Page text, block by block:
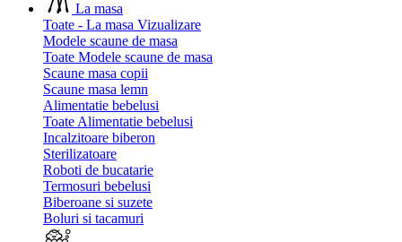
La masa
Toate - La masa Vizualizare
Modele scaune de masa
Toate Modele scaune de masa
Scaune masa copii
Scaune masa lemn
Alimentatie bebelusi
Toate Alimentatie bebelusi
Incalzitoare biberon
Sterilizatoare
Roboti de bucatarie
Termosuri bebelusi
Biberoane si suzete
Boluri si tacamuri